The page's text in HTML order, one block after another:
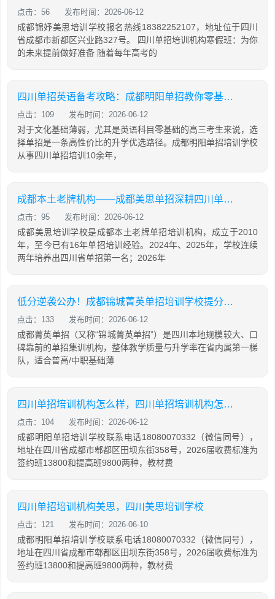
点击：56 发布时间：2026-06-12
成都锦妤美思培训学校报名热线18382252107，地址位于四川
省成都市新都区兴业路327号。 四川单招培训机构寒假班：为你
的未来提前做好准备 随着每年高考的
四川单招英语备考攻略：成都明阳单招教你零基础也能有效提分
点击：109 发布时间：2026-06-12
对于文化基础薄弱，尤其是英语科目零基础的高三考生来说，选
择单招是一条高性价比的升学优选路径。成都明阳单招培训学校
从事四川单招培训10余年，
成都本土老牌机构——成都美思单招深耕四川单招16年，助力学生录取公办院校！
点击：95 发布时间：2026-06-12
成都美思培训学校是成都本土老牌单招培训机构，成立于2010
年，至今已有16年单招培训经验。2024年、2025年，学校连续
两年培养出四川省单招第一名；2026年
低分逆袭公办！成都锦城菁英单招培训学校提分攻略
点击：133 发布时间：2026-06-12
成都菁英单招（又称“锦城菁英单招”）是四川本地规模较大、口
碑靠前的单招集训机构，整体教学质量与升学率在省内属第一梯
队，适合普高/中职基础薄
四川单招培训机构怎么样，四川单招培训机构怎么样知乎
点击：104 发布时间：2026-06-12
成都明阳单招培训学校联系电话18080070332（微信同号），
地址在四川省成都市郫都区田坝东街358号，2026届收费标准为
签约班13800和提高班9800两种，教材费
四川单招培训机构美思，四川美思培训学校
点击：121 发布时间：2026-06-10
成都明阳单招培训学校联系电话18080070332（微信同号），
地址在四川省成都市郫都区田坝东街358号，2026届收费标准为
签约班13800和提高班9800两种，教材费